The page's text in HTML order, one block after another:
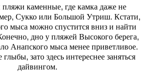
каменные, где камка даже не
Сукко или Большой Утриш. Кстати,
мыса можно спустится вниз и найти
дно у пляжей Высокого берега,
Анапского мыса менее приветливое.
зато здесь интереснее заняться
дайвингом.